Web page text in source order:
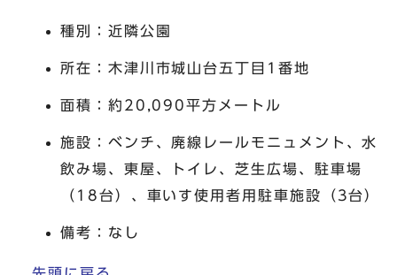
種別：近隣公園
所在：木津川市城山台五丁目1番地
面積：約20,090平方メートル
施設：ベンチ、廃線レールモニュメント、水
飲み場、東屋、トイレ、芝生広場、駐車場
（18台）、車いす使用者用駐車施設（3台）
備考：なし